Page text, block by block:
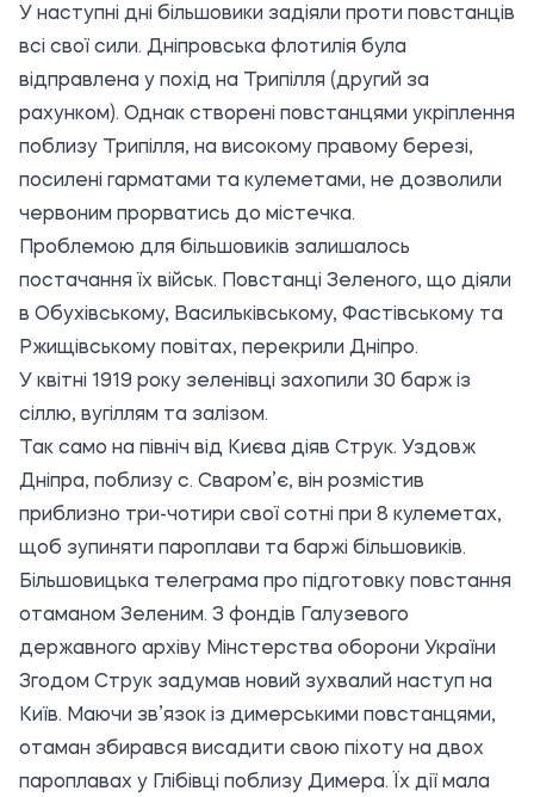
У наступні дні більшовики задіяли проти повстанців
всі свої сили. Дніпровська флотилія була
відправлена у похід на Трипілля (другий за
рахунком). Однак створені повстанцями укріплення
поблизу Трипілля, на високому правому березі,
посилені гарматами та кулеметами, не дозволили
червоним прорватись до містечка.
Проблемою для більшовиків залишалось
постачання їх військ. Повстанці Зеленого, що діяли
в Обухівському, Васильківському, Фастівському та
Ржищівському повітах, перекрили Дніпро.
У квітні 1919 року зеленівці захопили 30 барж із
сіллю, вугіллям та залізом.
Так само на північ від Києва діяв Струк. Уздовж
Дніпра, поблизу с. Сваром’є, він розмістив
приблизно три-чотири свої сотні при 8 кулеметах,
щоб зупиняти пароплави та баржі більшовиків.
Більшовицька телеграма про підготовку повстання
отаманом Зеленим. З фондів Галузевого
державного архіву Мінстерства оборони України
Згодом Струк задумав новий зухвалий наступ на
Київ. Маючи зв’язок із димерськими повстанцями,
отаман збирався висадити свою піхоту на двох
пароплавах у Глібівці поблизу Димера. Їх дії мала